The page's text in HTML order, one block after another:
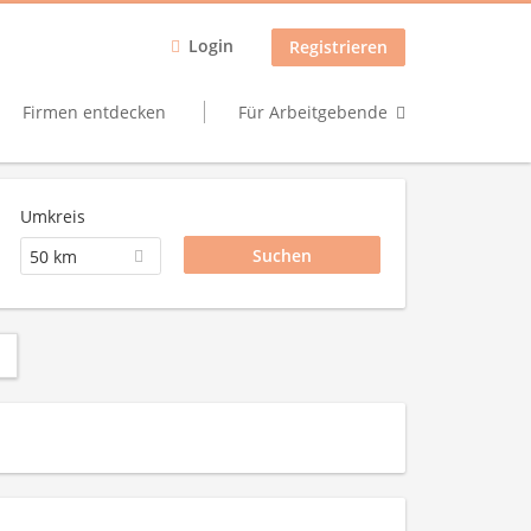
Login Registrieren
Firmen entdecken Für Arbeitgebende
Umkreis
50 km